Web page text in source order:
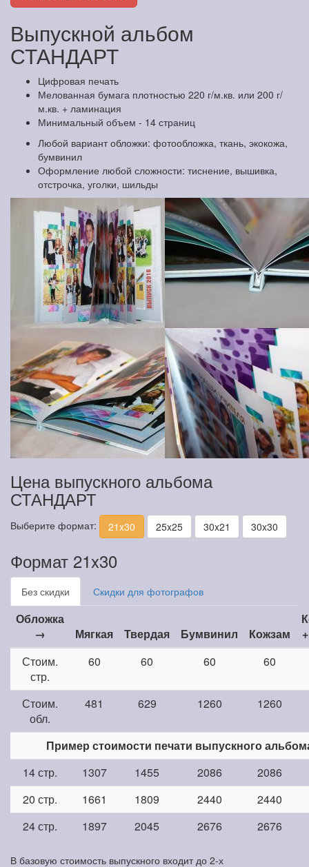
Выпускной альбом
СТАНДАРТ
Цифровая печать
Мелованная бумага плотностью 220 г/м.кв. или 200 г/
м.кв. + ламинация
Минимальный объем - 14 страниц
Любой вариант обложки: фотообложка, ткань, экокожа,
бумвинил
Оформление любой сложности: тиснение, вышивка,
отстрочка, уголки, шильды
Цена выпускного альбома
СТАНДАРТ
Выберите формат: 21x30 25x25 30x21 30x30
Формат 21x30
Без скидки Скидки для фотографов
Обложка
→
Мягкая Твердая Бумвинил Кожзам
Стоим.
стр.
60 60 60 60
Стоим.
обл.
481 629 1260 1260
Пример стоимости печати выпускного
14 стр.
1307 1455 2086
2086
20 стр.
1661 1809 2440
2440
24 стр.
1897 2045 2676 2676
В базовую стоимость выпускного входит до 2-х